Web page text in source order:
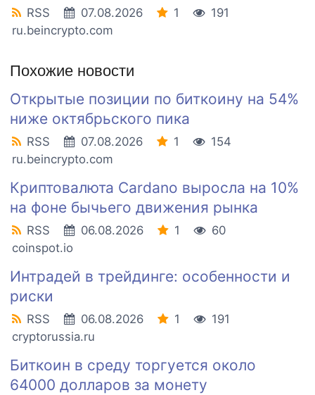
RSS 07.08.2026 1
191
ru.beincrypto.com
Похожие новости
Открытые позиции по биткоину на 54%
ниже октябрьского пика
RSS 07.08.2026 1
154
ru.beincrypto.com
Криптовалюта Cardano выросла на 10%
на фоне бычьего движения рынка
RSS 06.08.2026 1
60
coinspot.io
Интрадей в трейдинге: особенности и
риски
RSS 06.08.2026 1
191
cryptorussia.ru
Биткоин в среду торгуется около
64000 долларов за монету